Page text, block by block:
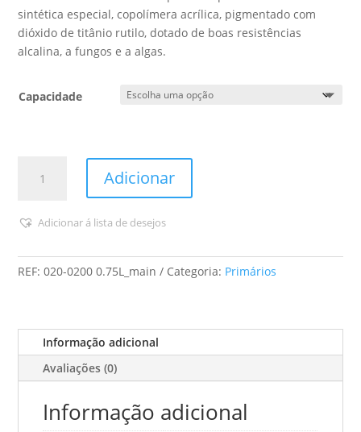
through
197,91 €
sintética especial, copolímera acrílica, pigmentado com
dióxido de titânio rutilo, dotado de boas resistências
alcalina, a fungos e a algas.
Capacidade
-
Primário
Aquoso
Adicionar
Adicionar á lista de desejos
REF:020-0200 0.75L_main Categoria: Primários
Informação adicional
Avaliações (0)
Informação adicional